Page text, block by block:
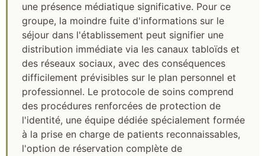
une présence médiatique significative. Pour ce
groupe, la moindre fuite d'informations sur le
séjour dans l'établissement peut signifier une
distribution immédiate via les canaux tabloïds et
des réseaux sociaux, avec des conséquences
difficilement prévisibles sur le plan personnel et
professionnel. Le protocole de soins comprend
des procédures renforcées de protection de
l'identité, une équipe dédiée spécialement formée
à la prise en charge de patients reconnaissables,
l'option de réservation complète de